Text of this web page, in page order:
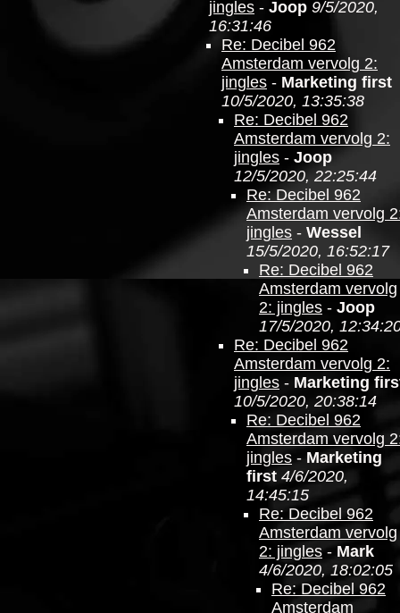
jingles - Joop 9/5/2020,
16:31:46
Re: Decibel 962
Amsterdam vervolg 2:
jingles - Marketing first
10/5/2020, 13:35:38
Re: Decibel 962
Amsterdam vervolg 2:
jingles - Joop
12/5/2020, 22:25:44
Re: Decibel 962
Amsterdam vervolg
jingles - Wessel
15/5/2020, 16:52:17
Re: Decibel 962
Amsterdam vervolg
2: jingles - Joop
17/5/2020,
Re: Decibel 962
Amsterdam vervolg 2:
jingles - Marketing
10/5/2020, 20:38:14
Re: Decibel 962
Amsterdam vervolg
jingles - Marketing
first 4/6/2020,
14:45:15
Re: Decibel 962
Amsterdam vervolg
2: jingles - Mark
4/6/2020, 18:02:05
Re: Decibel 962
Amsterdam